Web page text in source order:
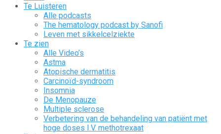
Te Luisteren
Alle podcasts
The hematology podcast by Sanofi
Leven met sikkelcelziekte
Te zien
Alle Video’s
Astma
Atopische dermatitis
Carcinoïd-syndroom
Insomnia
De Menopauze
Multiple sclerose
Verbetering van de behandeling van patiënt met
hoge doses I.V. methotrexaat